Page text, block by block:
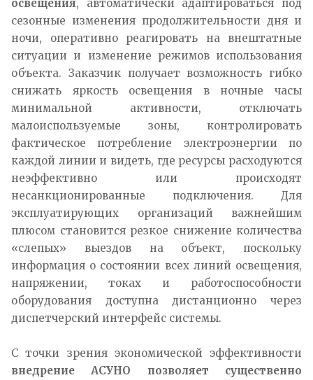
освещения, автоматически адаптироваться под
сезонные изменения продолжительности дня и
ночи, оперативно реагировать на внештатные
ситуации и изменение режимов использования
объекта. Заказчик получает возможность гибко
снижать яркость освещения в ночные часы
минимальной активности, отключать
малоиспользуемые зоны, контролировать
фактическое потребление электроэнергии по
каждой линии и видеть, где ресурсы расходуются
неэффективно или происходят
несанкционированные подключения. Для
эксплуатирующих организаций важнейшим
плюсом становится резкое снижение количества
«слепых» выездов на объект, поскольку
информация о состоянии всех линий освещения,
напряжении, токах и работоспособности
оборудования доступна дистанционно через
диспетчерский интерфейс системы.​
С точки зрения экономической эффективности
внедрение АСУНО позволяет существенно